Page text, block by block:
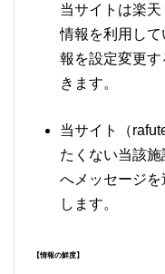
当サイトは楽
情報を利用し
報を設定変更
きます。
当サイト（
たくない当該
へメッセージ
します。
【情報の鮮度】